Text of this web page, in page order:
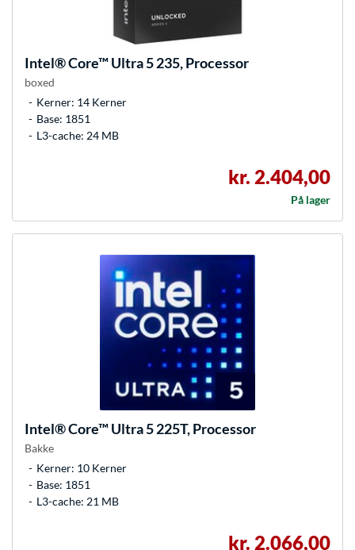
Intel®Core™ Ultra 5 235, Processor
boxed
Kerner: 14 Kerner
Base: 1851
L3-cache: 24 MB
kr. 2.404,00
På lager
Intel®Core™ Ultra 5 225T, Processor
Bakke
Kerner: 10 Kerner
Base: 1851
L3-cache: 21 MB
kr. 2.066,00